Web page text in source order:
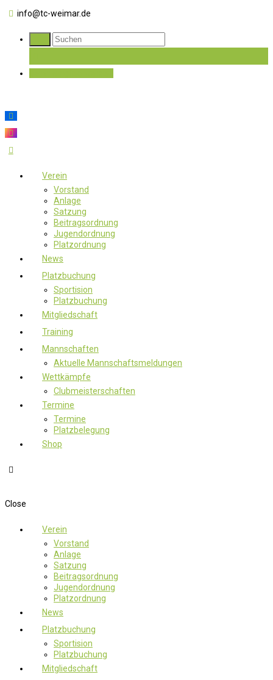
info@tc-weimar.de
Verein
Vorstand
Anlage
Satzung
Beitragsordnung
Jugendordnung
Platzordnung
News
Platzbuchung
Sportision
Platzbuchung
Mitgliedschaft
Training
Mannschaften
Aktuelle Mannschaftsmeldungen
Wettkämpfe
Clubmeisterschaften
Termine
Termine
Platzbelegung
Shop
Close
Verein
Vorstand
Anlage
Satzung
Beitragsordnung
Jugendordnung
Platzordnung
News
Platzbuchung
Sportision
Platzbuchung
Mitgliedschaft